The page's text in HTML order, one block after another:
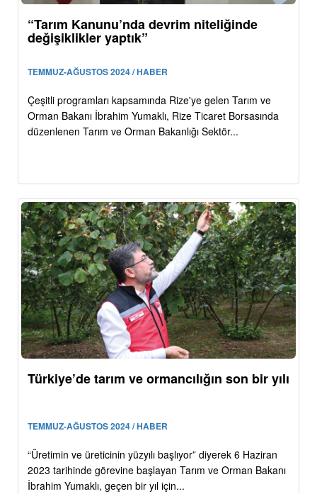
“Tarım Kanunu’nda devrim niteliğinde
değişiklikler yaptık”
TEMMUZ-AĞUSTOS 2024 / HABER
Çeşitli programları kapsamında Rize'ye gelen Tarım ve
Orman Bakanı İbrahim Yumaklı, Rize Ticaret Borsasında
düzenlenen Tarım ve Orman Bakanlığı Sektör...
Türkiye’de tarım ve ormancılığın son bir yılı
TEMMUZ-AĞUSTOS 2024 / HABER
“Üretimin ve üreticinin yüzyılı başlıyor” diyerek 6 Haziran
2023 tarihinde görevine başlayan Tarım ve Orman Bakanı
İbrahim Yumaklı, geçen bir yıl için...